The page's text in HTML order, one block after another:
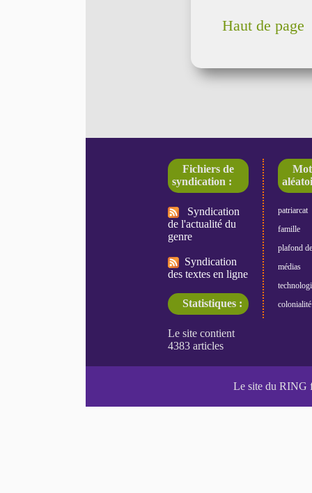
Haut de page
Fichiers de
syndication :
Syndication
de l'actualité du
genre
Syndication
des textes en ligne
Statistiques :
patriarcat
famille
plafond
médias
colonialité
Le site du RING